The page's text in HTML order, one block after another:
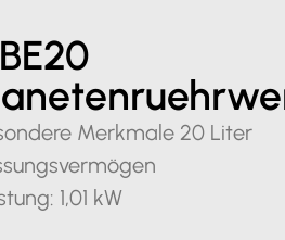
Merkmale 20 Liter
1,01 kW